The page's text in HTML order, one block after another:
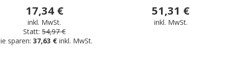
17,34 €
inkl. MwSt.
Statt: 54,97 €
sparen: 37,63 € inkl. MwSt.
51,31 €
inkl. MwSt.